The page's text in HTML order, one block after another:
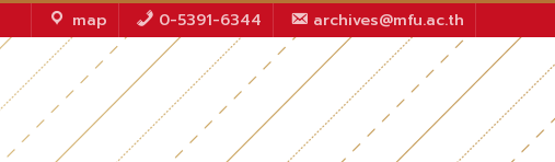
map 0-5391-6344 archives@mfu.ac.th